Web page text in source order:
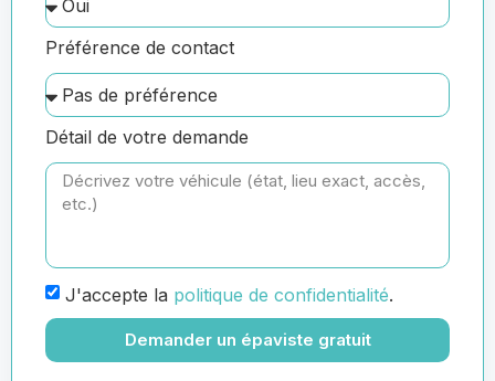
Préférence de contact
Détail de votre demande
J'accepte la politique de confidentialité.
Demander un épaviste gratuit